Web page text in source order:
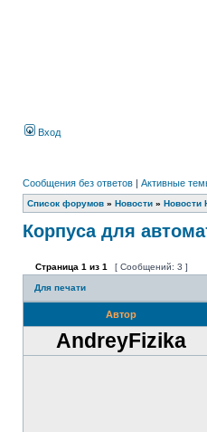
Вход
Сообщения без ответов | Активные
Список форумов » Новости » Новости
Корпуса для
Страница 1 из 1 [ Сообщений: 3 ]
Для печати
Автор
AndreyFizika